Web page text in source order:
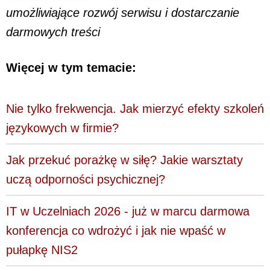
umożliwiające rozwój serwisu i dostarczanie
darmowych treści
Więcej w tym temacie:
Nie tylko frekwencja. Jak mierzyć efekty szkoleń
językowych w firmie?
Jak przekuć porażkę w siłę? Jakie warsztaty
uczą odporności psychicznej?
IT w Uczelniach 2026 - już w marcu darmowa
konferencja co wdrożyć i jak nie wpaść w
pułapkę NIS2